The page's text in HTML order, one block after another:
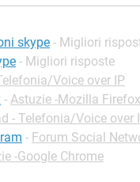
skype - Migliori
- Migliori risposte
Voice over IP
- Astuzie -Mozilla Firefox
- Telefonia/Voice over
- Forum Social
-Google Chrome